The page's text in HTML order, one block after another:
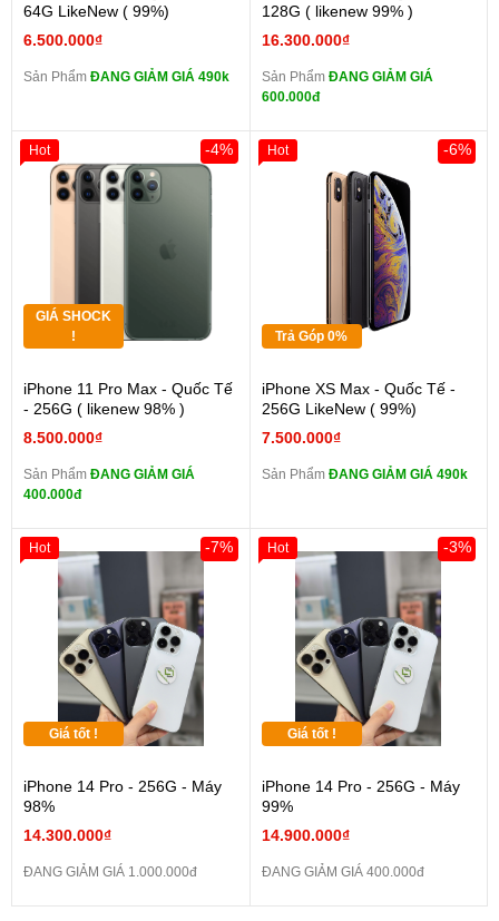
64G LikeNew ( 99%)
6.500.000₫
Sản Phẩm ĐANG GIẢM GIÁ 490k
128G ( likenew 99% )
16.300.000₫
Sản Phẩm ĐANG GIẢM GIÁ
600.000đ
GIÁ SHOCK
!
iPhone 11 Pro Max - Quốc Tế
- 256G ( likenew 98% )
8.500.000₫
-4%
Sản Phẩm ĐANG GIẢM GIÁ
400.000đ
Hot
Trả Góp 0%
iPhone XS Max - Quốc Tế -
256G LikeNew ( 99%)
7.500.000₫
-6%
Sản Phẩm ĐANG GIẢM GIÁ 490k
Hot
Giá tốt !
iPhone 14 Pro - 256G - Máy
98%
14.300.000₫
-7%
ĐANG GIẢM GIÁ 1.000.000đ
Hot
Giá tốt !
iPhone 14 Pro - 256G - Máy
99%
14.900.000₫
-3%
ĐANG GIẢM GIÁ 400.000đ
Hot